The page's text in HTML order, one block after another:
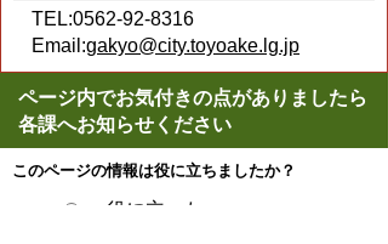
TEL:0562-92-8316
Email:gakyo@city.toyoake.lg.jp
ページ内でお気付きの点がありましたら
各課へお知らせください
このページの情報は役に立ちましたか？
役に立った